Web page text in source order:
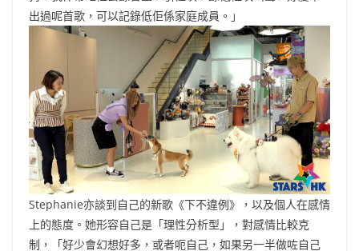
出過呢首歌，可以記錄低佢係家庭成員。」
Stephanie亦談到自己的新歌《下不違例》，以及個人在感情
上的態度。她形容自己是「理性分析型」，對感情比較克
制，「好少會幻想好多，或者呃自己，如果另一半做咗自己